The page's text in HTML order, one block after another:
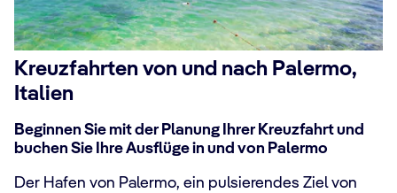
Kreuzfahrten von und nach Palermo,
Italien
Beginnen Sie mit der Planung Ihrer Kreuzfahrt und
buchen Sie Ihre Ausflüge in und von Palermo
Der Hafen von Palermo, ein pulsierendes Ziel von